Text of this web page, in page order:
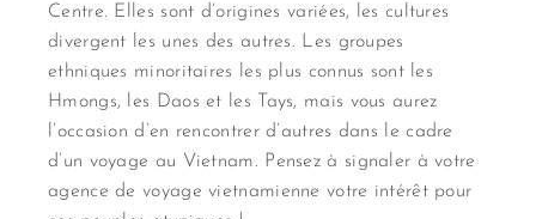
Centre. Elles sont d’origines variées, les cultures
divergent les unes des autres. Les groupes
ethniques minoritaires les plus connus sont les
Hmongs, les Daos et les Tays, mais vous aurez
l’occasion d’en rencontrer d’autres dans le cadre
d’un voyage au Vietnam. Pensez à signaler à votre
agence de voyage vietnamienne votre intérêt pour